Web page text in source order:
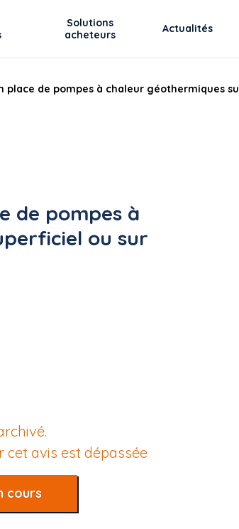
Solutions
acheteurs
Actualités
de pompes à chaleur géothermiques
de pompes à
ou sur
cet avis est dépassée
cours